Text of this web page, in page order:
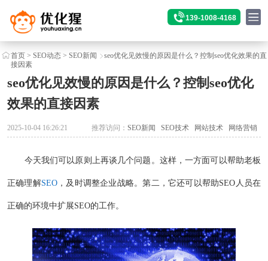
139-1008-4168
首页> SEO动态> SEO新闻
seo优化见效慢的原因是什么？控制seo优化效果的直
接因素
seo优化见效慢的原因是什么？控制seo优化
效果的直接因素
2025-10-04 16:26:21 推荐访问：SEO新闻 SEO技术 网站技术 网络营销
今天我们可以原则上再谈几个问题。这样，一方面可以帮助老板
正确理解SEO，及时调整企业战略。第二，它还可以帮助SEO人员在
正确的环境中扩展SEO的工作。